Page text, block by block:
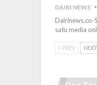
DAIRI NEWS
Dairinews.co-
satu media
PREV NEXT